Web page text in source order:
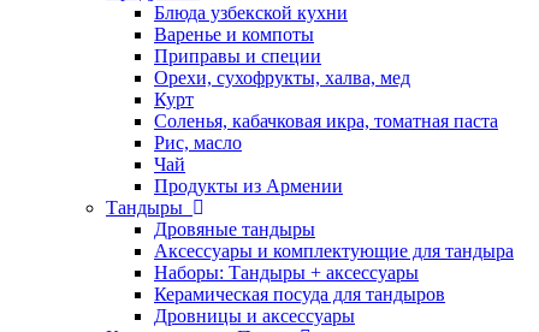
Блюда узбекской кухни
Варенье и компоты
Приправы и специи
Орехи, сухофрукты, халва, мед
Курт
Соленья, кабачковая икра, томатная паста
Рис, масло
Чай
Продукты из Армении
Тандыры
Дровяные тандыры
Аксессуары и комплектующие для тандыра
Наборы: Тандыры + аксессуары
Керамическая посуда для тандыров
Дровницы и аксессуары